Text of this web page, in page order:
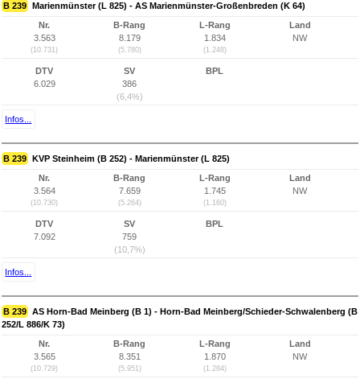
B 239 Marienmünster (L 825) - AS Marienmünster-Großenbreden (K 64)
Nr.
3.563
(10.731)
B-Rang
8.179
(5.780)
L-Rang
1.834
(1.248)
Land
NW
DTV
6.029
SV
386
(6,4%)
BPL
Infos...
B 239 KVP Steinheim (B 252) - Marienmünster (L 825)
Nr.
3.564
(10.730)
B-Rang
7.659
(5.264)
L-Rang
1.745
(1.160)
Land
NW
DTV
7.092
SV
759
(10,7%)
BPL
Infos...
B 239 AS Horn-Bad Meinberg (B 1) - Horn-Bad Meinberg/Schieder-Schwalenberg (B
252/L 886/K 73)
Nr.
3.565
(10.729)
B-Rang
8.351
(5.951)
L-Rang
1.870
(1.284)
Land
NW